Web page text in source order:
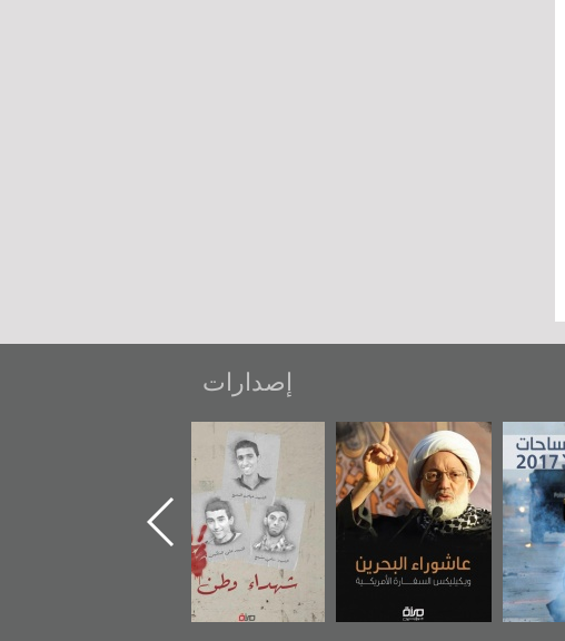
إصدارات
عاشوراء البحرين...
ويكيليكس السفارة
الأمريكية
شهداء وطن